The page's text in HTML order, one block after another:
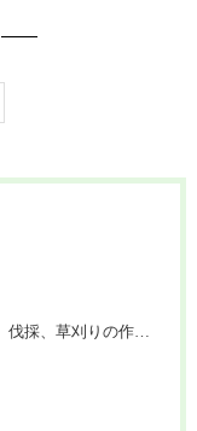
奈良市、生駒市で剪定、伐採、草刈りの作業を頼むなら はなまる造園